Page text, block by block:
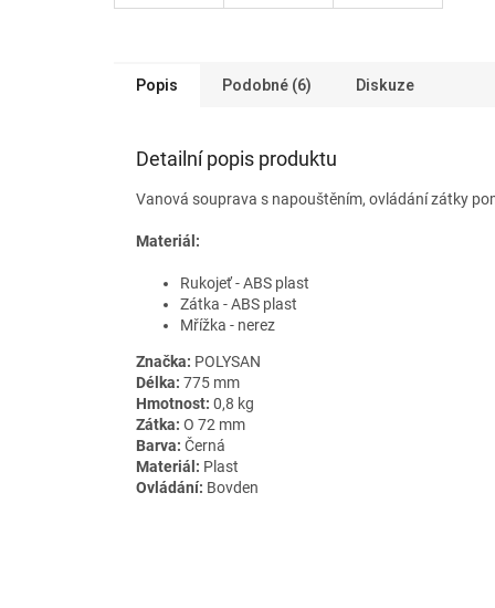
Popis Podobné (6) Diskuze
Detailní popis produktu
Vanová souprava s napouštěním, ovládání zátky
Materiál:
Rukojeť - ABS plast
Zátka - ABS plast
Mřížka - nerez
Značka: POLYSAN
Délka: 775 mm
Hmotnost: 0,8 kg
Zátka: O 72 mm
Barva: Černá
Materiál: Plast
Ovládání: Bovden